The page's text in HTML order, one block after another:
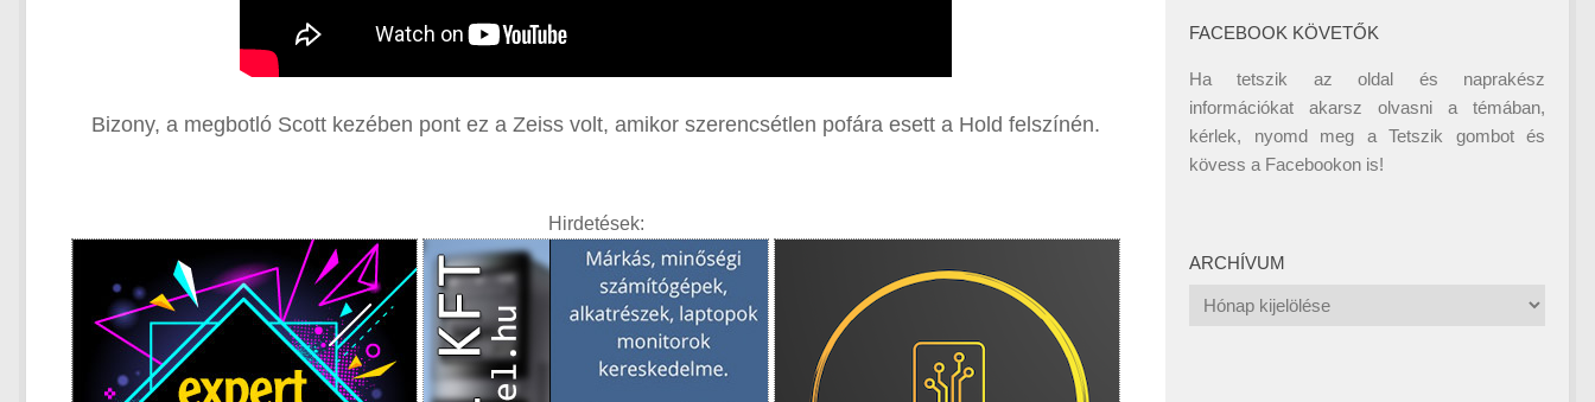
Bizony, a megbotló Scott kezében pont ez a Zeiss volt, amikor szerencsétlen pofára esett a Hold felszínén.
Hirdetések:
FACEBOOK KÖVETŐK
Ha tetszik az oldal és naprakész
információkat akarsz olvasni a témában,
kérlek, nyomd meg a Tetszik gombot és
kövess a Facebookon is!
ARCHÍVUM
Archívum